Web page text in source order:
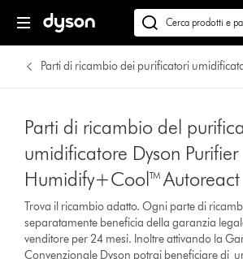
Cerca
su
dyson.it
Parti di ricambio dei purificatori
Parti di ricambio del
umidificatore Dyson Purifier
Humidify+Cool™ Autoreact
Trova il ricambio adatto. Ogni parte di
separatamente beneficia della garanzia
venditore per 24 mesi. Inoltre attivando la
Convenzionale Dyson potrai beneficiare di